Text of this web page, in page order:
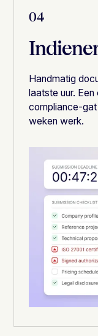
04
Handmatig
laatste uur.
compliance-
weken werk.